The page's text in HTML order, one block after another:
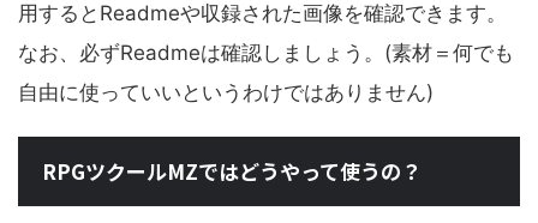
用するとReadmeや収録された画像を確認できます。
なお、必ずReadmeは確認しましょう。(素材＝何でも
自由に使っていいというわけではありません)
RPGツクールMZではどうやって使うの？